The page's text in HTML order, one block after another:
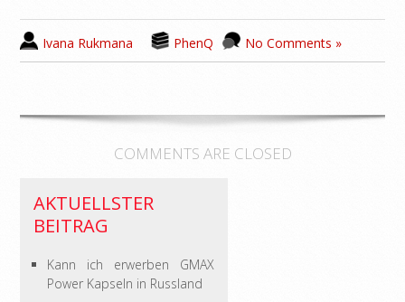
Ivana Rukmana PhenQ No Comments »
COMMENTS ARE CLOSED
AKTUELLSTER
BEITRAG
Kann ich erwerben GMAX
Power Kapseln in Russland